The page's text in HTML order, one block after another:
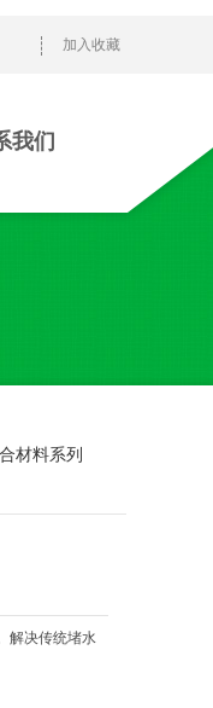
加入收藏
我们
材料系列
解决传统堵水